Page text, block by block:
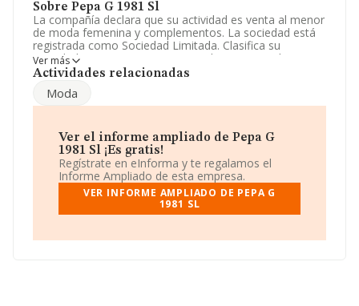
Sobre Pepa G 1981 Sl
La compañía declara que su actividad es venta al menor
de moda femenina y complementos. La sociedad está
registrada como Sociedad Limitada. Clasifica su
actividad CNAE como 'Comercio al por menor de
textiles en establecimientos especializados', código
exportación.
empleados con respecto al 2023 y atendiendo a los
datos disponibles en INFORMA, ese número ha estado
por encima de la media de sector.
Dentro del ranking de empresas elaborado por
INFORMA, atendiendo a los niveles de facturación de la
empresa, se destaca que: en 2024 la empresa ha caído
483, frente a la 475 del año anterior. Tienen mejor
Ver más
Actividades relacionadas
Moda
Ver el informe ampliado de Pepa G
1981 Sl ¡Es gratis!
Regístrate en eInforma y te regalamos el
Informe Ampliado de esta empresa.
VER INFORME AMPLIADO DE PEPA G
1981 SL